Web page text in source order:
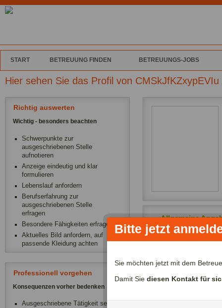
START BETREUUNG FINDEN BETREUUNGS-JOBS
Hier sehen Sie das Profil von
Richtig auswerten
Wichtig - besonders beachten
Schwerpunkte zur
ausgeschriebenen Stelle
aufnotieren
Anzeige eindeutig und klar
formulieren
Lebenslauf anfordern
Berufserfahrung zur
ausgeschriebenen Stelle
erfragen
Besondere Fähigkeiten erfragen
Aktuelles Bild anfordern, auf
passende Kleidung achten
Professionell vorgehen
Konsequenzen vorher bedenken
Ausgeschriebene Tätigkeit sehr
Allgemeine
Bitte jetzt
Sie möchten jetzt mit dem
Damit Sie diesen Kontakt für